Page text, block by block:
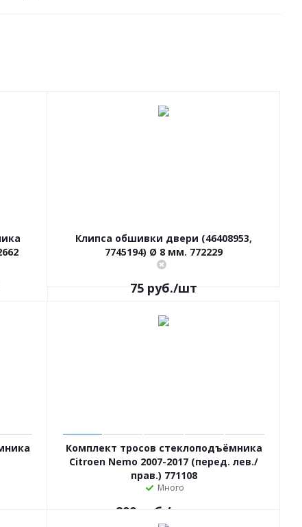
Клипса обшивки двери (46408953,
7745194) Ø 8 мм. 772229
75 руб./шт
Комплект тросов стеклоподъёмника
Citroen Nemo 2007-2017 (перед. лев./
прав.) 771108
Много
800руб. /компл